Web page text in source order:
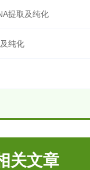
提取及纯化
纯化
关文章